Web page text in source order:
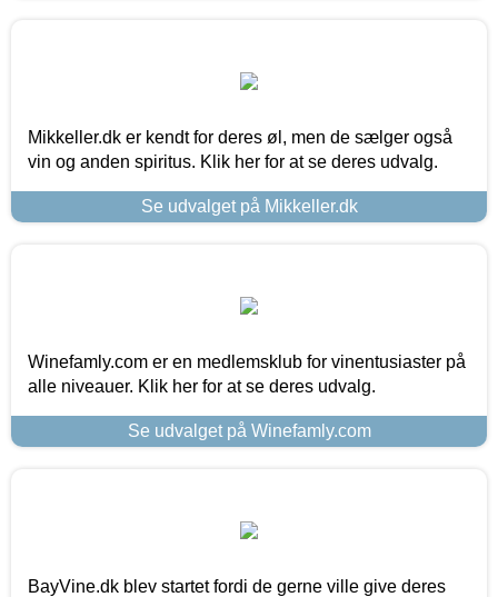
Mikkeller.dk er kendt for deres øl, men de sælger også
vin og anden spiritus. Klik her for at se deres udvalg.
Se udvalget på Mikkeller.dk
Winefamly.com er en medlemsklub for vinentusiaster på
alle niveauer. Klik her for at se deres udvalg.
Se udvalget på Winefamly.com
BayVine.dk blev startet fordi de gerne ville give deres